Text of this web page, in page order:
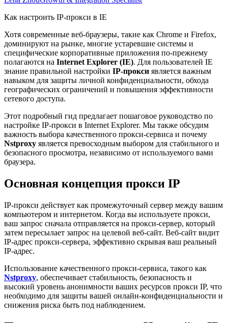
Как настроить IP-прокси в IE
Хотя современные веб-браузеры, такие как Chrome и Firefox,
доминируют на рынке, многие устаревшие системы и
специфические корпоративные приложения по-прежнему
полагаются на Internet Explorer (IE). Для пользователей IE
знание правильной настройки IP-прокси является важным
навыком для защиты личной конфиденциальности, обхода
географических ограничений и повышения эффективности
сетевого доступа.
Этот подробный гид предлагает пошаговое руководство по
настройке IP-прокси в Internet Explorer. Мы также обсудим
важность выбора качественного прокси-сервиса и почему
Nstproxy является превосходным выбором для стабильного и
безопасного просмотра, независимо от используемого вами
браузера.
Основная концепция прокси IP
IP-прокси действует как промежуточный сервер между вашим
компьютером и интернетом. Когда вы используете прокси,
ваш запрос сначала отправляется на прокси-сервер, который
затем пересылает запрос на целевой веб-сайт. Веб-сайт видит
IP-адрес прокси-сервера, эффективно скрывая ваш реальный
IP-адрес.
Использование качественного прокси-сервиса, такого как
Nstproxy, обеспечивает стабильность, безопасность и
высокий уровень анонимности ваших ресурсов прокси IP, что
необходимо для защиты вашей онлайн-конфиденциальности и
снижения риска быть под наблюдением.